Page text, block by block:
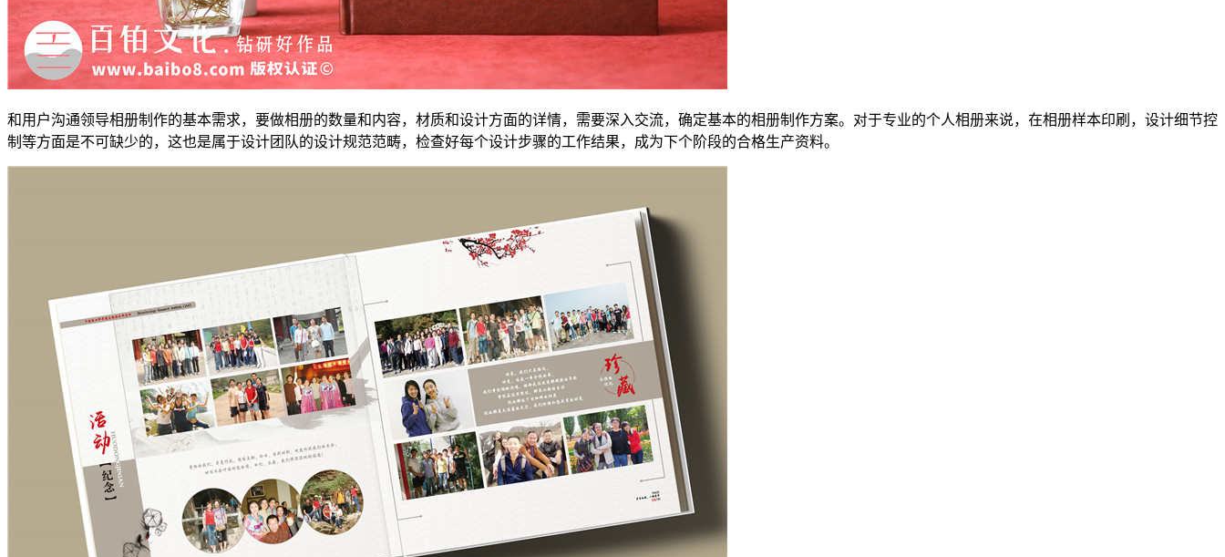
和用户沟通领导相册制作的基本需求，要做相册的数量和内容，材质和设计方面的详情，需要深入交流，确定基本的相册制作方案。对于专业的个人相册来说，在相册样本印刷，设计细节控
制等方面是不可缺少的，这也是属于设计团队的设计规范范畴，检查好每个设计步骤的工作结果，成为下个阶段的合格生产资料。